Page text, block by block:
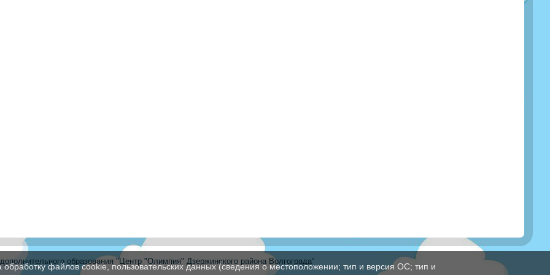
образования "Центр "Олимпия" Дзержинского района Волгограда"
файлов cookie, пользовательских данных (сведения о местоположении; тип и версия ОС; тип и